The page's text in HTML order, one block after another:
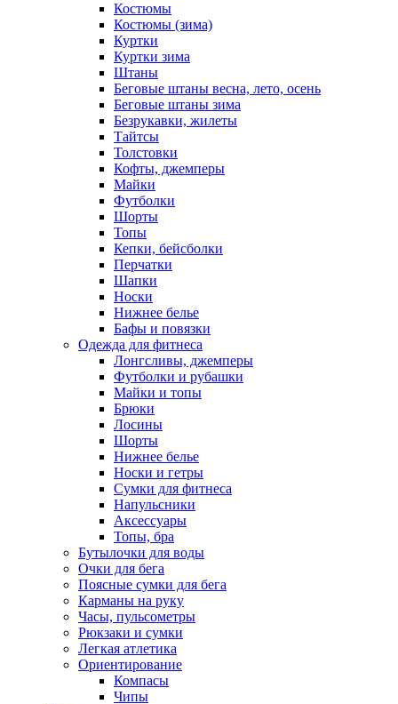
Костюмы
Костюмы (зима)
Куртки
Куртки зима
Штаны
Беговые штаны весна, лето, осень
Беговые штаны зима
Безрукавки, жилеты
Тайтсы
Толстовки
Кофты, джемперы
Майки
Футболки
Шорты
Топы
Кепки, бейсболки
Перчатки
Шапки
Носки
Нижнее белье
Бафы и повязки
Одежда для фитнеса
Лонгсливы, джемперы
Футболки и рубашки
Майки и топы
Брюки
Лосины
Шорты
Нижнее белье
Носки и гетры
Сумки для фитнеса
Напульсники
Аксессуары
Топы, бра
Бутылочки для воды
Очки для бега
Поясные сумки для бега
Карманы на руку
Часы, пульсометры
Рюкзаки и сумки
Легкая атлетика
Ориентирование
Компасы
Чипы